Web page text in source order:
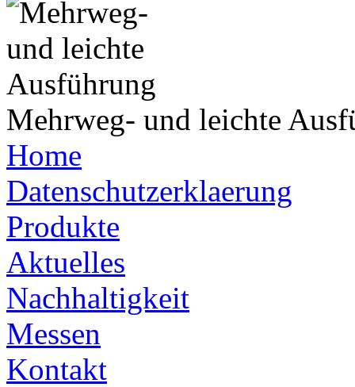
Mehrweg- und leichte
Home
Datenschutzerklaerung
Produkte
Aktuelles
Nachhaltigkeit
Messen
Kontakt